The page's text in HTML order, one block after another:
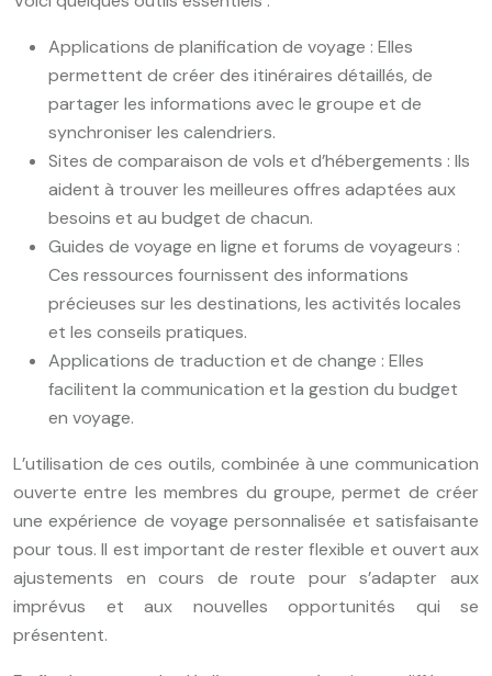
Applications de planification de voyage : Elles
permettent de créer des itinéraires détaillés, de
partager les informations avec le groupe et de
synchroniser les calendriers.
Sites de comparaison de vols et d’hébergements : Ils
aident à trouver les meilleures offres adaptées aux
besoins et au budget de chacun.
Guides de voyage en ligne et forums de voyageurs :
Ces ressources fournissent des informations
précieuses sur les destinations, les activités locales
et les conseils pratiques.
Applications de traduction et de change : Elles
facilitent la communication et la gestion du budget
en voyage.
L’utilisation de ces outils, combinée à une communication
ouverte entre les membres du groupe, permet de créer
une expérience de voyage personnalisée et satisfaisante
pour tous. Il est important de rester flexible et ouvert aux
ajustements en cours de route pour s’adapter aux
imprévus et aux nouvelles opportunités qui se
présentent.